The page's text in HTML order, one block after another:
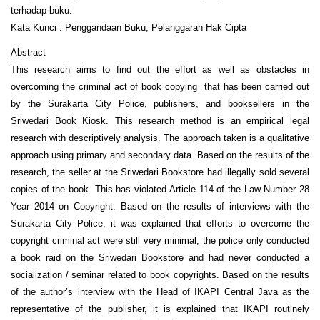
terhadap buku.
Kata Kunci : Penggandaan Buku; Pelanggaran Hak Cipta
Abstract
This research aims to find out the effort as well as obstacles in
overcoming the criminal act of book copying that has been carried out
by the Surakarta City Police, publishers, and booksellers in the
Sriwedari Book Kiosk. This research method is an empirical legal
research with descriptively analysis. The approach taken is a qualitative
approach using primary and secondary data. Based on the results of the
research, the seller at the Sriwedari Bookstore had illegally sold several
copies of the book. This has violated Article 114 of the Law Number 28
Year 2014 on Copyright. Based on the results of interviews with the
Surakarta City Police, it was explained that efforts to overcome the
copyright criminal act were still very minimal, the police only conducted
a book raid on the Sriwedari Bookstore and had never conducted a
socialization / seminar related to book copyrights. Based on the results
of the author’s interview with the Head of IKAPI Central Java as the
representative of the publisher, it is explained that IKAPI routinely